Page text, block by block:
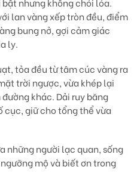
bật nhưng không chói lóa.
lan vàng xếp tròn đều, điểm
bung nở, gợi cảm giác
ly.
tỏa đều từ tâm cúc vàng ra
trời ngược, vừa khép lại
khác. Dải ruy băng
cục, giữ cho tổng thể vừa
những người lạc quan, sống
mộ và biết ơn trong